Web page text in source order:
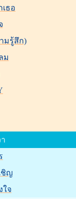
ธอ
มรู้สึก)
ม
ชิญ
ใจ